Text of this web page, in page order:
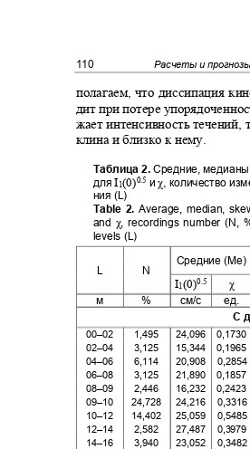
110 Расчеты и
полагаем, что диссипация
дит при потере
жает интенсивность
клина и близко к нему.
Таблица 2. Средние,
дляI 1 (0)0.5 иχ, количество
ния (L)
Table 2.Average, median,
and χ, recordings number (N,
levels (L)
Средние
L N
I1(0)0.5 χ
м % см/с ед
С
00–02
02–04
04–06
06–08
08–09
09–10
10–12
12–14
14–16
1,495
3,125
6,114
3,125
2,446
24,096
15,344
20,908
21,890
16,232
24,728 24,216
14,402 25,059
2,582
3,940
27,487
23,052